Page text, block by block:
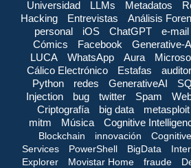
Universidad
LLMs Metadatos
Hacking
Entrevistas
Análisis
personal
iOS ChatGPT
e-mail
Cómics
Facebook
Generative-
LUCA
WhatsApp Aura
Cálico Electrónico
Estafas
Python
redes GenerativeAI
Injection
bug twitter Spam
Criptografía
big data
metasploit
mitm
Música Cognitive
Blockchain innovación
Cognitive
Services
PowerShell BigData
Explorer
Movistar Home fraude